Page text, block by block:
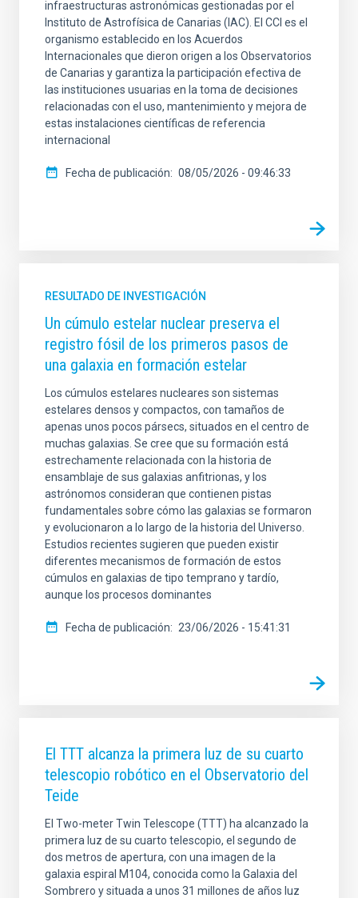
infraestructuras astronómicas gestionadas por el
Instituto de Astrofísica de Canarias (IAC). El CCI es el
organismo establecido en los Acuerdos
Internacionales que dieron origen a los Observatorios
de Canarias y garantiza la participación efectiva de
las instituciones usuarias en la toma de decisiones
relacionadas con el uso, mantenimiento y mejora de
estas instalaciones científicas de referencia
internacional
Fecha de publicación 08/05/2026 - 09:46:33
RESULTADO DE INVESTIGACIÓN
Un cúmulo estelar nuclear preserva el
registro fósil de los primeros pasos de
una galaxia en formación estelar
Los cúmulos estelares nucleares son sistemas
estelares densos y compactos, con tamaños de
apenas unos pocos pársecs, situados en el centro de
muchas galaxias. Se cree que su formación está
estrechamente relacionada con la historia de
ensamblaje de sus galaxias anfitrionas, y los
astrónomos consideran que contienen pistas
fundamentales sobre cómo las galaxias se formaron
y evolucionaron a lo largo de la historia del Universo.
Estudios recientes sugieren que pueden existir
diferentes mecanismos de formación de estos
cúmulos en galaxias de tipo temprano y tardío,
aunque los procesos dominantes
Fecha de publicación 23/06/2026 - 15:41:31
El TTT alcanza la primera luz de su cuarto
telescopio robótico en el Observatorio del
Teide
El Two-meter Twin Telescope (TTT) ha alcanzado la
primera luz de su cuarto telescopio, el segundo de
dos metros de apertura, con una imagen de la
galaxia espiral M104, conocida como la Galaxia del
Sombrero y situada a unos 31 millones de años luz